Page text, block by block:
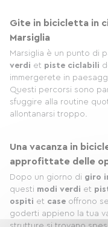
Gite in bicicletta in
Marsiglia
Marsiglia è un punto di
verdi et piste ciclabili
immergerete in
Questi percorsi sono
sfuggire alla routine
allontanarsi troppo.
Una vacanza in
approfittate delle
Dopo un giorno di giro
questi modi verdi et
ospiti et case offrono
goderti appieno la tua